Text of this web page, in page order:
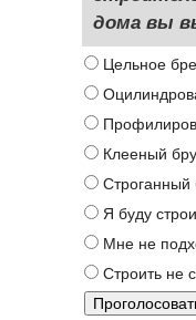
дома вы
Цельное
Клееный
Строганный
Я буду
Мне не
Строить не